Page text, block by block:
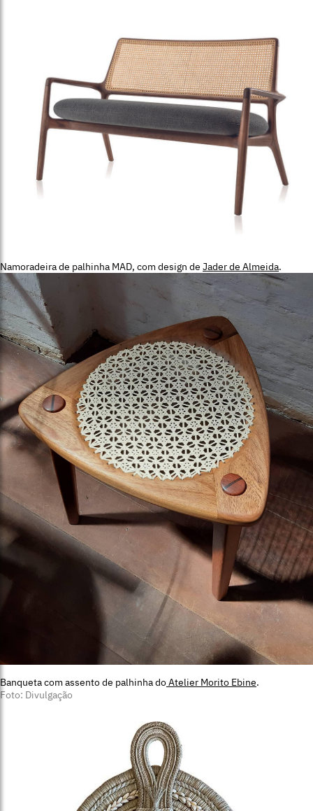
Namoradeira de palhinha MAD, com design de Jader de Almeida.
Banqueta com assento de palhinha doAtelier Morito Ebine.
Foto: Divulgação